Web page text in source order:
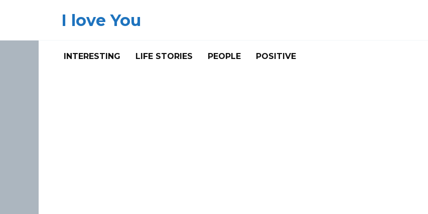
I love You
INTERESTING LIFE STORIES PEOPLE POSITIVE